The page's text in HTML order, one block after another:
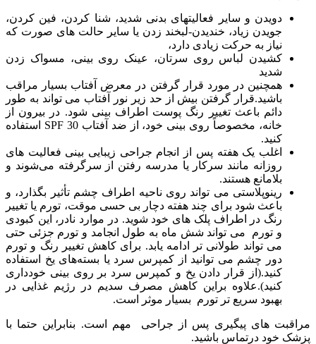
دویدن و سایر فعالیتهای بدنی شدید، شنا كردن، فین کردن،
جویدن زیاد، خندیدن-لبخند زدن یا سایر حالت های صورت که
نیاز به حرکت زیادی دارد،
کشیدن لباس روی سرتان، عینک روی بینی، مسواک زدن
شدید
همچنین در مورد قرار گرفتن در معرض آفتاب بسیار مراقب
باشید.قرار گرفتن بیش از حد زیر نور آفتاب می تواند به طور
دائم باعث تغییر رنگ پوست اطراف بینی شود‌. در بیرون از
خانه، مخصوصاً روی بینی خود، از ضد آفتاب SPF 30 استفاده
کنید.
اغلب یک هفته پس از انجام جراحی زیبایی بینی فعالیت های
روزانه مانند سرکار یا مدرسه رفتن از سرگرفته می‌شوند و
بلامانع هستند.
رینوپلاستی می تواند روی ناحیه اطراف چشم تأثیر بگذارد، و
باعث شود برای چند هفته دچار بی حسی موقت، تورم یا تغییر
رنگ در اطراف پلک های خود شوید. در موارد نادر، این کبودی
و تورم می تواند شش ماه به طول انجامد و تورم جزئی حتی
می تواند طولانی تر ادامه یابد. برای کاهش تغییر رنگ و تورم
دور چشم می توانید از کمپرس سرد یا بسته‌های یخ استفاده
کنید.(از قرار دادن یخ و کمپرس سرد بر روی بینی خودداری
کنید).علاوه براین کاهش مصرف سدیم در رژیم غذایی در
بهبود سریع تر تورم بسیار موثر است.
مراقبت های پیگیری پس از جراحی مهم است. بنابراین حتما با
پزشک خود درتماس باشید.